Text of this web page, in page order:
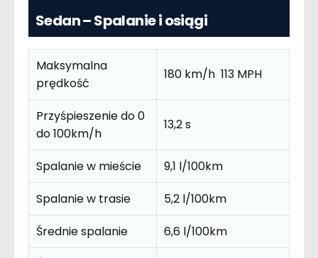
Sedan – Spalanie i osiągi
Maksymalna
prędkość
180 km/h 113 MPH
Przyśpieszenie do 0
do 100km/h
13,2 s
Spalanie w mieście
9,1 l/100km
Spalanie w trasie
5,2 l/100km
Średnie spalanie
6,6 l/100km